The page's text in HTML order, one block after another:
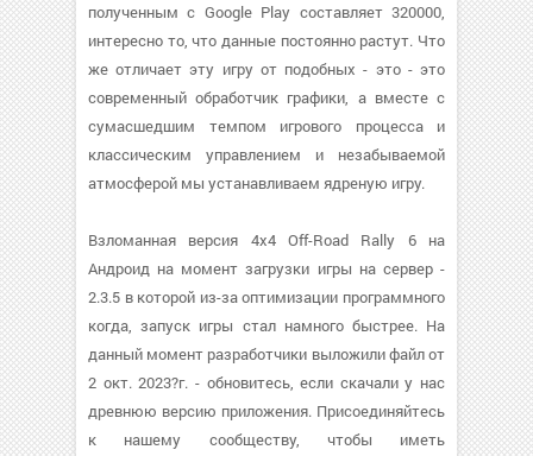
полученным с Google Play составляет 320000,
интересно то, что данные постоянно растут. Что
же отличает эту игру от подобных - это - это
современный обработчик графики, а вместе с
сумасшедшим темпом игрового процесса и
классическим управлением и незабываемой
атмосферой мы устанавливаем ядреную игру.
Взломанная версия 4x4 Off-Road Rally 6 на
Андроид на момент загрузки игры на сервер -
2.3.5 в которой из-за оптимизации программного
когда, запуск игры стал намного быстрее. На
данный момент разработчики выложили файл от
2 окт. 2023?г. - обновитесь, если скачали у нас
древнюю версию приложения. Присоединяйтесь
к нашему сообществу, чтобы иметь